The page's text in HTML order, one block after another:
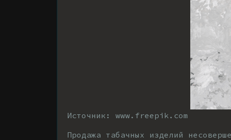
Источник: www.freepik.com
Продажа табачных изделий